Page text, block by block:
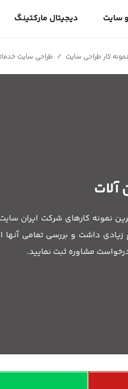
سایت دیجیتال مارکتینگ
نمونه کار طراحی سایت / طراحی سایت
نمونه کارهای شرکت ایران
زیادی داشت و بررسی تمامی
مشاوره ثبت نمایید.